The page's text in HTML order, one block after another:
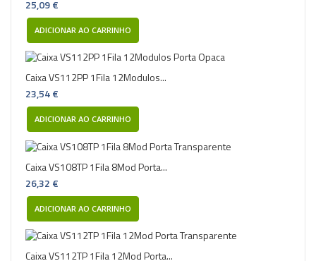
25,09 €
ADICIONAR AO CARRINHO
Caixa VS112PP 1Fila 12Modulos...
23,54 €
ADICIONAR AO CARRINHO
Caixa VS108TP 1Fila 8Mod Porta...
26,32 €
ADICIONAR AO CARRINHO
Caixa VS112TP 1Fila 12Mod Porta...